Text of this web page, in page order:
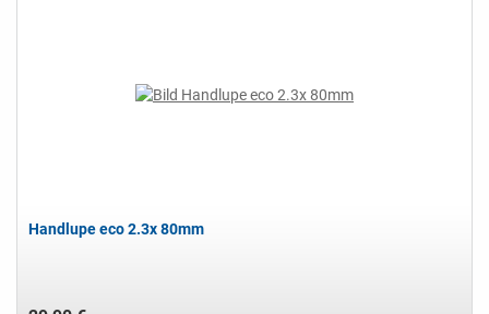
Handlupe eco 2.3x 80mm